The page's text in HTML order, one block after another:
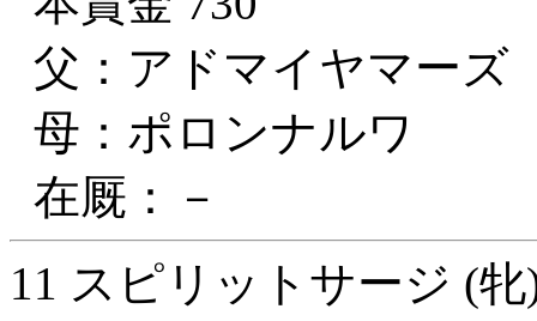
父：アドマイヤマーズ
母：ポロンナルワ
在厩：－
11 スピリットサージ (牝